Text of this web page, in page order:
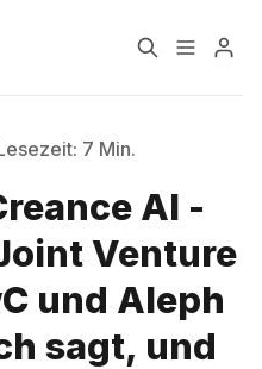
3 Zeichen ein
7 Min.
AI -
Venture
und Aleph
sagt, und